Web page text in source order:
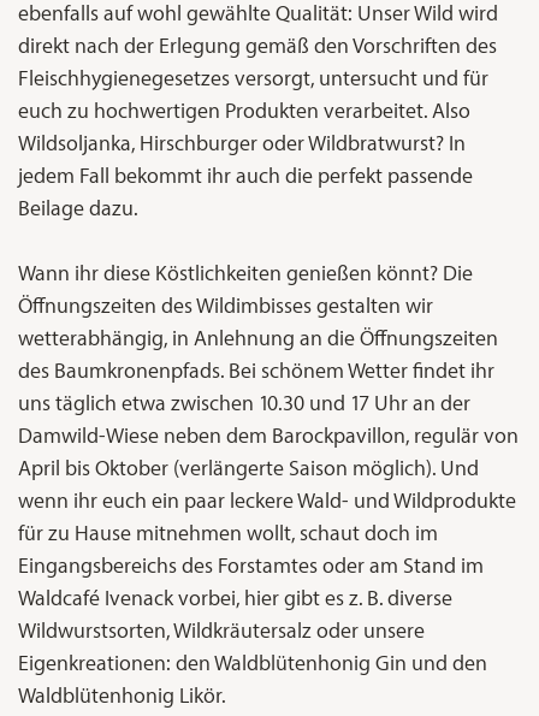
ebenfalls auf wohl gewählte Qualität: Unser Wild wird
direkt nach der Erlegung gemäß den Vorschriften des
Fleischhygienegesetzes versorgt, untersucht und für
euch zu hochwertigen Produkten verarbeitet. Also
Wildsoljanka, Hirschburger oder Wildbratwurst? In
jedem Fall bekommt ihr auch die perfekt passende
Beilage dazu.
Wann ihr diese Köstlichkeiten genießen könnt? Die
Öffnungszeiten des Wildimbisses gestalten wir
wetterabhängig, in Anlehnung an die Öffnungszeiten
des Baumkronenpfads. Bei schönem Wetter findet ihr
uns täglich etwa zwischen 10.30 und 17 Uhr an der
Damwild-Wiese neben dem Barockpavillon, regulär von
April bis Oktober (verlängerte Saison möglich). Und
wenn ihr euch ein paar leckere Wald- und Wildprodukte
für zu Hause mitnehmen wollt, schaut doch im
Eingangsbereichs des Forstamtes oder am Stand im
Waldcafé Ivenack vorbei, hier gibt es z. B. diverse
Wildwurstsorten, Wildkräutersalz oder unsere
Eigenkreationen: den Waldblütenhonig Gin und den
Waldblütenhonig Likör.